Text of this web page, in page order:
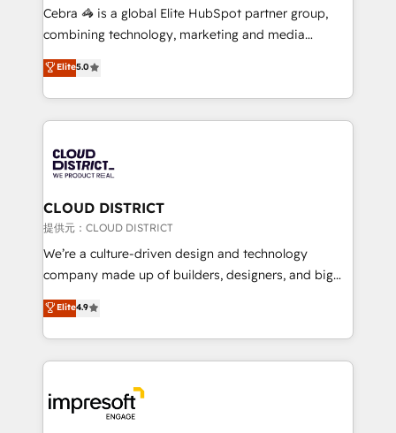
boost with a new HubSpot site Recognized leaders:
🏆 HubSpot Platform Migration Impact Award 🏆
Inbound Campaign of the Year 🏆 Gold AVA Digital
Award for Best Website 🌟 Accreditations: CRM
Cebra 🦓 is a global Elite HubSpot partner group,
combining technology, marketing and media
expertise across Latin America and Southern
Europe, with teams across 7 countries. Born in Chile,
we combine local insight with international reach to
help businesses grow through technology, creativity,
500+ HubSpot implementations, building end-to-
end solutions that integrate CRM, AI automation,
inbound and loop marketing, content, and digital
creativity. Our multicultural team works in Spanish,
Portuguese, and English to design scalable strategies
that drive measurable growth. 🌎 Highlights: • 10+
Platform Migration Excellence. • Top 3 Partner of the
Year LATAM 2022, 2023, 2024, 2025. • Partner of the
business with HubSpot? Let Cebra’s experts help
you grow faster, smarter, and with impact.
Elite5.0
CLOUD DISTRICT
提供元：CLOUD DISTRICT
We’re a culture-driven design and technology
company made up of builders, designers, and big
thinkers. We blend strategy, design, and
development—always fueled by curiosity—to turn
ideas, opportunities, and challenges into meaningful
experiences. To us, technology is more than just
and—most importantly—simple. That’s why we lean
into bold ideas and shape them into thoughtful
Elite4.9